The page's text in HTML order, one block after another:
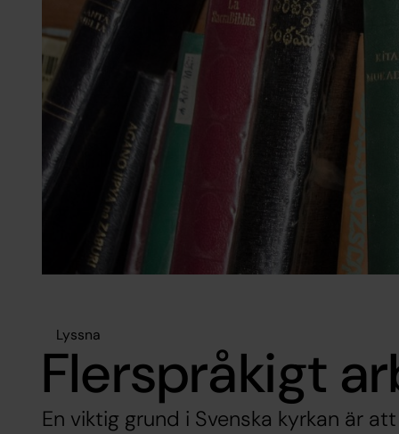
Lyssna
Flerspråkigt
En viktig grund i Svenska kyrkan är